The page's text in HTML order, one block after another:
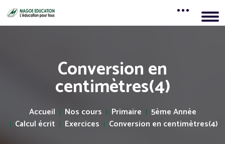
Conversion en
centimètres(4)
Accueil Nos cours Primaire
5ème Année
Calcul écrit
Exercices Conversion en centimètres(4)